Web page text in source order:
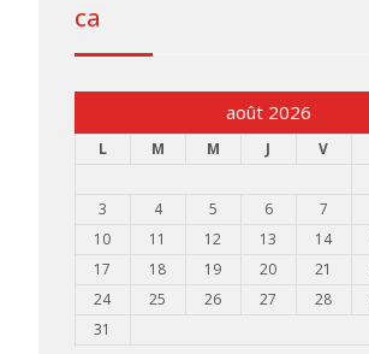
ca
août 2026
L M M J V
3
4 5 6 7
10
11 12 13 14
17
18 19 20 21
24
25 26 27 28
31